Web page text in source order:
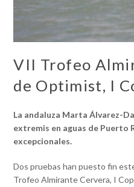
VII Trofeo
de Optimist, I
La andaluza Marta Álvarez-
extremis en aguas de Puerto
excepcionales.
Dos pruebas han puesto fin
Trofeo Almirante Cervera, I